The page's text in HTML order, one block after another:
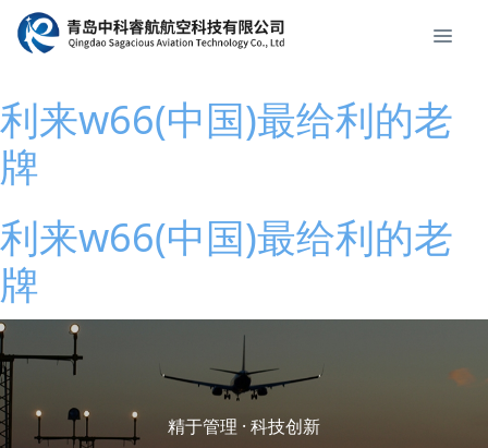
利来w66(中国)最给利的老
牌
利来w66(中国)最给利的老
牌
精于管理 · 科技创新